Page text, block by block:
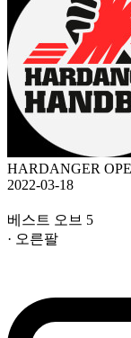
HARDANGER
2022-03-18
베스트 오브 5
· 오른팔